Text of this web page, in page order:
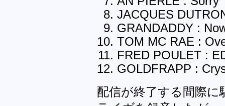
JACQUES
GRANDADDY :
TOM MC RAE :
FRED POULET :
GOLDFRAPP :
配信が終了する間際に